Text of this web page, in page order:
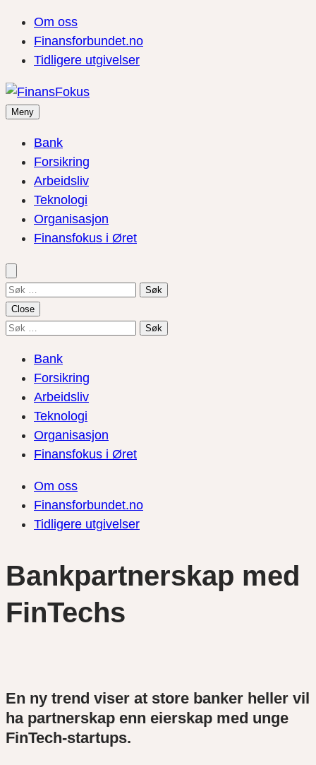
Om oss
Finansforbundet.no
Tidligere utgivelser
Meny
Bank
Forsikring
Arbeidsliv
Teknologi
Organisasjon
Finansfokus i Øret
Søk
etter:
Close
Søk
Bank
Forsikring
Arbeidsliv
Teknologi
Organisasjon
Finansfokus i Øret
Om oss
Finansforbundet.no
Tidligere utgivelser
Bankpartnerskap med
FinTechs
En ny trend viser at store banker heller vil
ha partnerskap enn eierskap med unge
FinTech-startups.